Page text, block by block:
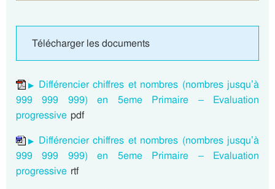
Télécharger les documents
Différencier chiffres et nombres (nombres jusqu’à
999 999 999) en 5eme Primaire – Evaluation
progressive pdf
Différencier chiffres et nombres (nombres jusqu’à
999 999 999) en 5eme Primaire – Evaluation
progressive rtf